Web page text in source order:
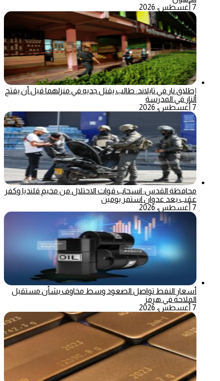
7 أغسطس، 2026
إطلاق نار في تايلاند: طالب يقتل جديه في منزلهما قبل أن يفتح
النار في المدرسة
7 أغسطس، 2026
محافظة القدس: انسحاب قوات الاحتلال من مخيم قلنديا وكفر
عقب بعد عدوان استمر يومين
7 أغسطس، 2026
أسعار النفط تواصل الصعود وسط مخاوف بشأن مستقبل
الملاحة في هرمز
7 أغسطس، 2026